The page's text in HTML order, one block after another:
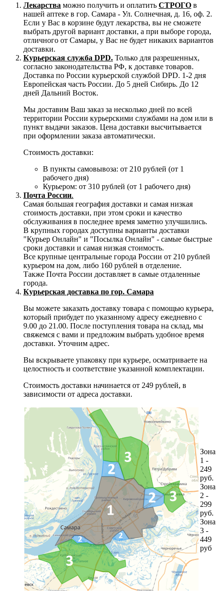
Лекарства можно получить и оплатить СТРОГО в
нашей аптеке в гор. Самара - Ул. Солнечная, д. 16, оф. 2.
Если у Вас в корзине будут лекарства, вы не сможете
выбрать другой вариант доставки, а при выборе города,
отличного от Самары, у Вас не будет никаких вариантов
доставки.
Курьерская служба DPD. Только для разрешенных,
согласно законодательства РФ, к доставке товаров.
Доставка по России курьерской службой DPD. 1-2 дня
Европейская часть России. До 5 дней Сибирь. До 12
дней Дальний Восток.
Мы доставим Ваш заказ за несколько дней по всей
территории России курьерскими службами на дом или в
пункт выдачи заказов. Цена доставки высчитывается
при оформлении заказа автоматически.
Стоимость доставки:
В пункты самовывоза: от 210 рублей (от 1
рабочего дня)
Курьером: от 310 рублей (от 1 рабочего дня)
Почта России.
Самая большая география доставки и самая низкая
стоимость доставки, при этом сроки и качество
обслуживания в последнее время заметно улучшились.
В крупных городах доступны варианты доставки
"Курьер Онлайн" и "Посылка Онлайн" - самые быстрые
сроки доставки и самая низкая стоимость.
Все крупные центральные города России от 210 рублей
курьером на дом, либо 160 рублей в отделение.
Также Почта России доставляет в самые отдаленные
города.
Курьерская доставка по гор. Самара
Вы можете заказать доставку товара с помощью курьера,
который прибудет по указанному адресу ежедневно с
9.00 до 21.00. После поступления товара на склад, мы
свяжемся с вами и предложим выбрать удобное время
доставки. Уточним адрес.
Вы вскрываете упаковку при курьере, осматриваете на
целостность и соответствие указанной комплектации.
Стоимость доставки начинается от 249 рублей, в
зависимости от адреса доставки.
Зона
1 -
249
руб.
Зона
2 -
299
руб.
Зона
3 -
449
руб